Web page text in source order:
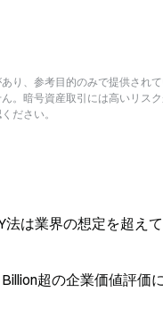
り、参考目的のみで提供され
。暗号資産取引には高いリス
ださい。
は業界の想定を超え
超の企業価値評価